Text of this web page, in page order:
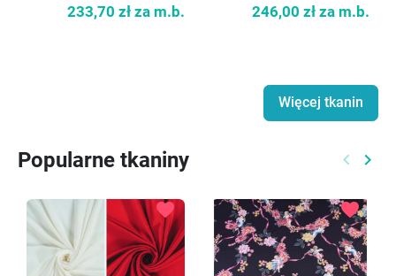
233,70 zł za m.b.
246,00 zł za m.b.
Więcej tkanin
Popularne tkaniny keyboard_arrow_left keyboard_arrow_right
favorite favorite